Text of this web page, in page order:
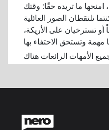
امنحها ما تريده حقًا: وقتك
تلتقطان الصور العائلية
أو تسترخيان على الأريكة،